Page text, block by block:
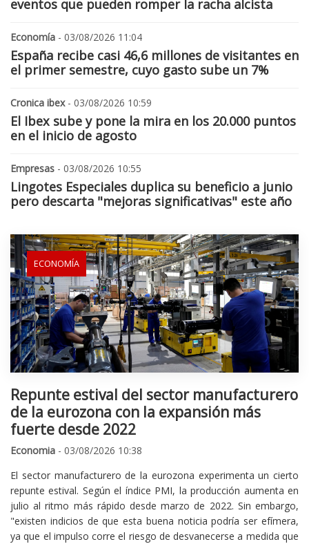
eventos que pueden romper la racha alcista
Economía - 03/08/2026 11:04
España recibe casi 46,6 millones de visitantes en
el primer semestre, cuyo gasto sube un 7%
Cronica ibex- 03/08/2026 10:59
El Ibex sube y pone la mira en los 20.000 puntos
en el inicio de agosto
Empresas - 03/08/2026 10:55
Lingotes Especiales duplica su beneficio a junio
pero descarta "mejoras significativas" este año
ECONOMÍA
Repunte estival del sector manufacturero
de la eurozona con la expansión más
fuerte desde 2022
Economia - 03/08/2026 10:38
El sector manufacturero de la eurozona experimenta un cierto
repunte estival. Según el índice PMI, la producción aumenta en
julio al ritmo más rápido desde marzo de 2022. Sin embargo,
"existen indicios de que esta buena noticia podría ser efímera,
ya que el impulso corre el riesgo de desvanecerse a medida que